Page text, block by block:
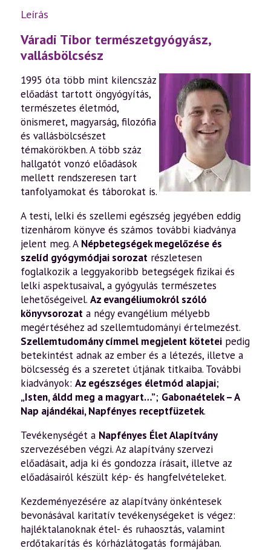
Leírás
Váradi Tibor természetgyógyász,
vallásbölcsész
1995 óta több mint kilencszáz
előadást tartott öngyógyítás,
természetes életmód,
önismeret, magyarság, filozófia
és vallásbölcsészet
témakörökben. A több száz
hallgatót vonzó előadások
mellett rendszeresen tart
tanfolyamokat és táborokat is.
A testi, lelki és szellemi egészség jegyében eddig
tizenhárom könyve és számos további kiadványa
jelent meg. A Népbetegségek megelőzése és
szelíd gyógymódjai sorozat részletesen
foglalkozik a leggyakoribb betegségek fizikai és
lelki aspektusaival, a gyógyulás természetes
lehetőségeivel. Az evangéliumokról szóló
könyvsorozat a négy evangélium mélyebb
megértéséhez ad szellemtudományi értelmezést.
Szellemtudomány címmel megjelent kötetei pedig
betekintést adnak az ember és a létezés, illetve a
bölcsesség és a szeretet útjának titkaiba. További
kiadványok: Az egészséges életmód alapjai;
„Isten, áldd meg a magyart…”; Gabonaételek – A
Nap ajándékai,Napfényes receptfüzetek.
Tevékenységét a Napfényes Élet Alapítvány
szervezésében végzi. Az alapítvány szervezi
előadásait, adja ki és gondozza írásait, illetve az
előadásairól készült kép- és hangfelvételeket.
Kezdeményezésére az alapítvány önkéntesek
bevonásával karitatív tevékenységeket is végez:
hajléktalanoknak étel- és ruhaosztás, valamint
erdőtakarítás és kórházlátogatás formájában.